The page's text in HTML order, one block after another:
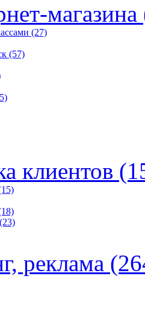
магазина
(27)
(57)
клиентов
(23)
реклама